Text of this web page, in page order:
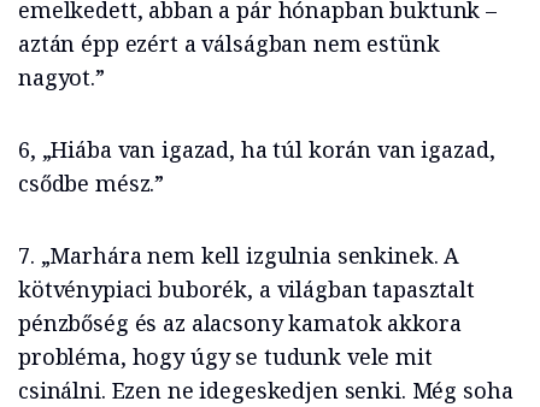
emelkedett, abban a pár hónapban buktunk –
aztán épp ezért a válságban nem estünk
nagyot.”
6, „Hiába van igazad, ha túl korán van igazad,
csődbe mész.”
7. „Marhára nem kell izgulnia senkinek. A
kötvénypiaci buborék, a világban tapasztalt
pénzbőség és az alacsony kamatok akkora
probléma, hogy úgy se tudunk vele mit
csinálni. Ezen ne idegeskedjen senki. Még soha